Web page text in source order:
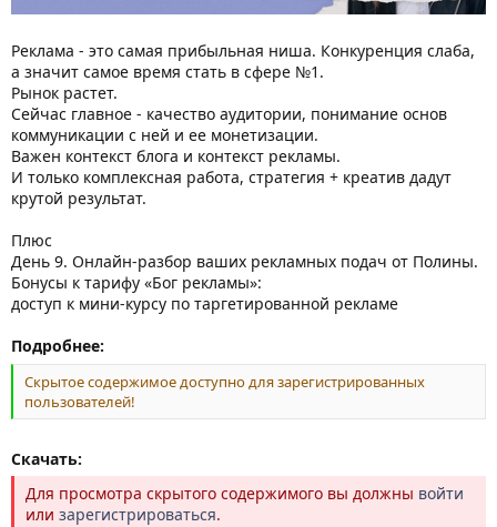
Реклама - это самая прибыльная ниша. Конкуренция слаба,
а значит самое время стать в сфере №1.
Рынок растет.
Сейчас главное - качество аудитории, понимание основ
коммуникации с ней и ее монетизации.
Важен контекст блога и контекст рекламы.
И только комплексная работа, стратегия + креатив дадут
крутой результат.
Плюс
День 9. Онлайн-разбор ваших рекламных подач от Полины.
Бонусы к тарифу «Бог рекламы»:
доступ к мини-курсу по таргетированной рекламе
Подробнее:
Скрытое содержимое доступно для зарегистрированных
пользователей!
Скачать:
Для просмотра скрытого содержимого вы должны войти
или зарегистрироваться.